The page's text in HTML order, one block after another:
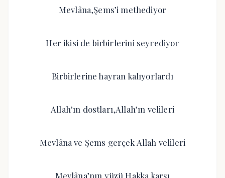
Mevlâna,Şems’i methediyor
Her ikisi de birbirlerini seyrediyor
Birbirlerine hayran kalıyorlardı
Allah’ın dostları,Allah’ın velileri
Mevlâna ve Şems gerçek Allah velileri
Mevlâna’nın yüzü Hakka karşı